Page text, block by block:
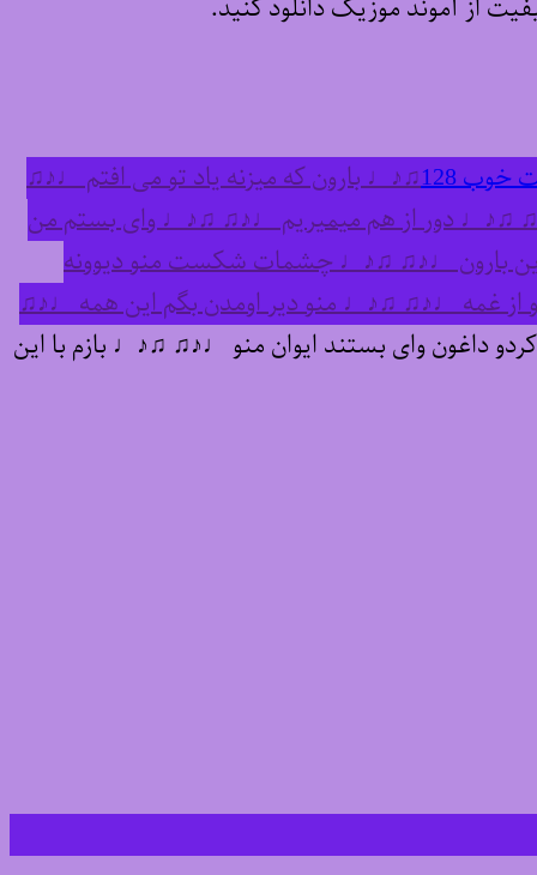
از آموند موزیک دانلود کنید.
خوب 128
♫♪♩ بارون که میزنه یاد تو می افتم ♩♪♫
♫♪♩ دور از هم میمیریم ♩♪♫ ♫♪♩ وای بستم من
بارون ♩♪♫ ♫♪♩ چشمات شکست منو دیوونه
غمه ♩♪♫ ♫♪♩ منو دیر اومدن بگم این همه ♩♪♫
وای بستند ایوان منو ♩♪♫ ♫♪♩ بازم با این